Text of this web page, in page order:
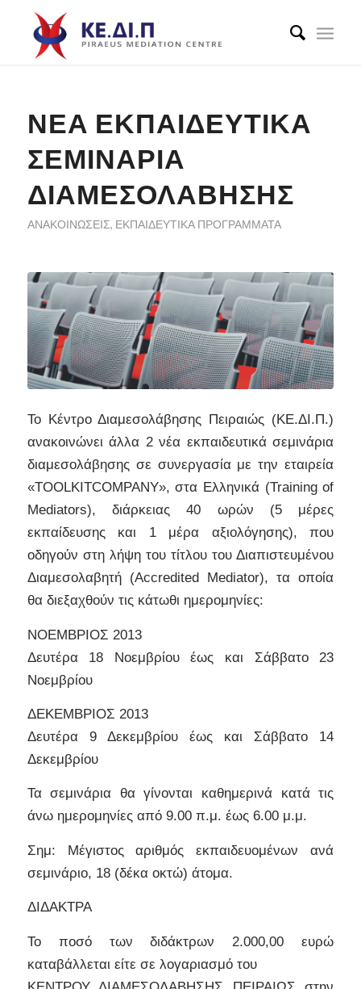
ΝΈΑ ΕΚΠΑΙΔΕΥΤΙΚΆ
ΣΕΜΙΝΆΡΙΑ
ΔΙΑΜΕΣΟΛΆΒΗΣΗΣ
ΑΝΑΚΟΙΝΏΣΕΙΣ, ΕΚΠΑΙΔΕΥΤΙΚΆ ΠΡΟΓΡΆΜΜΑΤΑ
Το Κέντρο Διαμεσολάβησης Πειραιώς (ΚΕ.ΔΙ.Π.)
ανακοινώνει άλλα 2 νέα εκπαιδευτικά σεμινάρια
διαμεσολάβησης σε συνεργασία με την εταιρεία
«ΤΟΟLKITCOMPANY», στα Ελληνικά (Training of
Mediators), διάρκειας 40 ωρών (5 μέρες
εκπαίδευσης και 1 μέρα αξιολόγησης), που
οδηγούν στη λήψη του τίτλου του Διαπιστευμένου
Διαμεσολαβητή (Accredited Mediator), τα οποία
θα διεξαχθούν τις κάτωθι ημερομηνίες:
ΝΟΕΜΒΡΙΟΣ 2013
Δευτέρα 18 Νοεμβρίου έως και Σάββατο 23
Νοεμβρίου
ΔΕΚΕΜΒΡΙΟΣ 2013
Δευτέρα 9 Δεκεμβρίου έως και Σάββατο 14
Δεκεμβρίου
Τα σεμινάρια θα γίνονται καθημερινά κατά τις
άνω ημερομηνίες από 9.00 π.μ. έως 6.00 μ.μ.
Σημ: Μέγιστος αριθμός εκπαιδευομένων ανά
σεμινάριο, 18 (δέκα οκτώ) άτομα.
ΔΙΔΑΚΤΡΑ
Το ποσό των διδάκτρων 2.000,00 ευρώ
καταβάλλεται είτε σε λογαριασμό του